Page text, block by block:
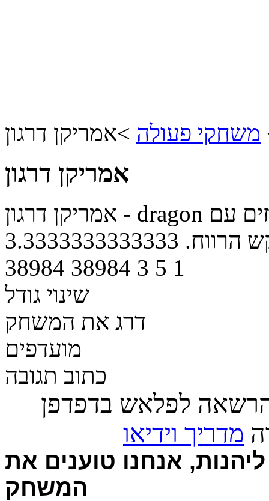
משחקי פעולה >אמריקן דרגון
אמריקן דרגון
אמריקן דרגון - dragon יורדים למעמקים ומצילים חברים. זזים עם
הרווח. 3.3333333333333
38984 38984 3 5 1
שינוי גודל
דרג את המשחק
מועדפים
כתוב תגובה
לפלאש בדפדפן
מדריך וידיאו
אנחנו טוענים את
המשחק